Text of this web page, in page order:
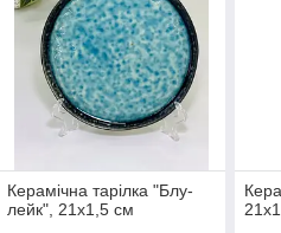
Керамічна тарілка "Блу-
лейк", 21х1,5 см